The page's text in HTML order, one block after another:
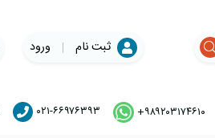
ثبت نام ورود
+۹۸۹۲۰۳۱۷۴۶۱۰ ۰۲۱-۶۶۹۷۶۳۹۳